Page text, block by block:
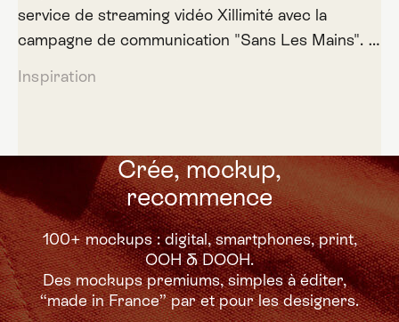
service de streaming vidéo Xillimité avec la
campagne de communication "Sans Les Mains". …
Inspiration
Crée, mockup,
recommence
100+ mockups : digital, smartphones, print,
OOH & DOOH.
Des mockups premiums,simples à éditer,
“made in France” par et pour les designers.